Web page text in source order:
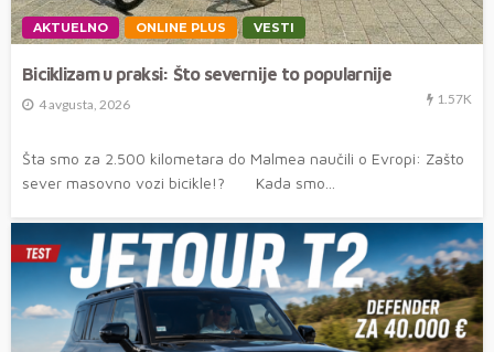
AKTUELNO ONLINE PLUS VESTI
Biciklizam u praksi: Što severnije to popularnije
4 avgusta, 2026 1.57K
Šta smo za 2.500 kilometara do Malmea naučili o Evropi: Zašto
sever masovno vozi bicikle!? Kada smo...